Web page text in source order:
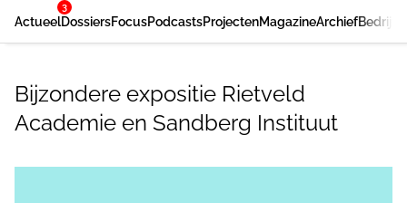
Actueel
3
DossiersFocusPodcastsProjectenMagazineArchief
Bijzondere expositie Rietveld
Academie en Sandberg Instituut